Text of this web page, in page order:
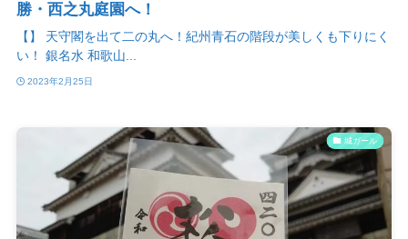
勝・西之丸庭園へ！
【】 天守閣を出て二の丸へ！紀州青石の階段が美しくも下りにく
い！ 銀名水 和歌山...
2023年2月25日
城ガール